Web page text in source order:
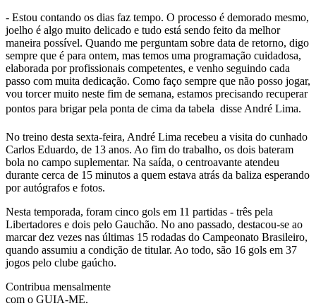
- Estou contando os dias faz tempo. O processo é demorado mesmo,
joelho é algo muito delicado e tudo está sendo feito da melhor
maneira possível. Quando me perguntam sobre data de retorno, digo
sempre que é para ontem, mas temos uma programação cuidadosa,
elaborada por profissionais competentes, e venho seguindo cada
passo com muita dedicação. Como faço sempre que não posso jogar,
vou torcer muito neste fim de semana, estamos precisando recuperar
pontos para brigar pela ponta de cima da tabela  disse André Lima.
No treino desta sexta-feira, André Lima recebeu a visita do cunhado
Carlos Eduardo, de 13 anos. Ao fim do trabalho, os dois bateram
bola no campo suplementar. Na saída, o centroavante atendeu
durante cerca de 15 minutos a quem estava atrás da baliza esperando
por autógrafos e fotos.
Nesta temporada, foram cinco gols em 11 partidas - três pela
Libertadores e dois pelo Gauchão. No ano passado, destacou-se ao
marcar dez vezes nas últimas 15 rodadas do Campeonato Brasileiro,
quando assumiu a condição de titular. Ao todo, são 16 gols em 37
jogos pelo clube gaúcho.
Contribua mensalmente
com o GUIA-ME.